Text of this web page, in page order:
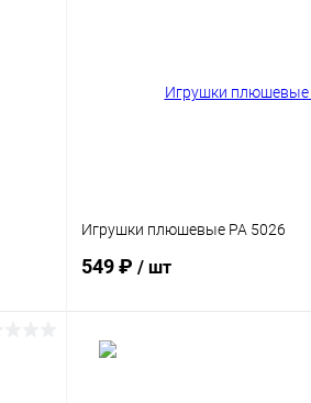
Игрушки плюшевые PA 5026
549 ₽ / шт